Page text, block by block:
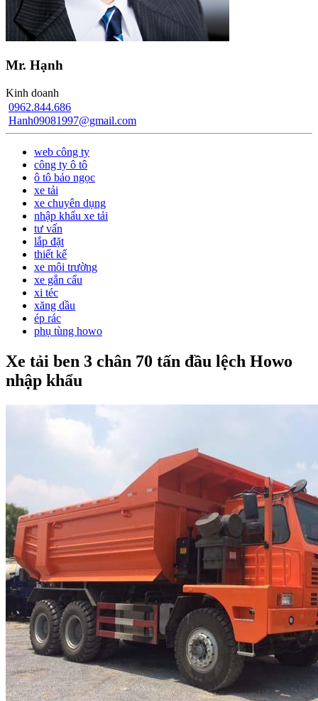
Mr. Hạnh
Kinh doanh
0962.844.686
Hanh09081997@gmail.com
web công ty
công ty ô tô
ô tô bảo ngọc
xe tải
xe chuyên dụng
nhập khẩu xe tải
tư vấn
lắp đặt
thiết kế
xe môi trường
xe gắn cẩu
xi téc
xăng dầu
ép rác
phụ tùng howo
Xe tải ben 3 chân 70 tấn đầu lệch Howo
nhập khẩu